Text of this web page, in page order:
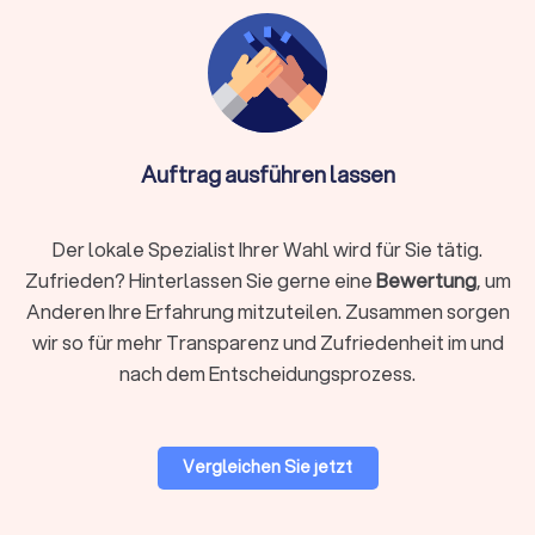
üblich, die bei Hochzeiten, Firmenfeiern oder Geburtstagen
auftreten. Sie bringen meist ein Komplettpaket mit:
PA-Anlage (Lautsprecher + Subwoofer)
Mischpult & DJ-Controller
In einigen Fällen kann der DJ auf vorhandenes Equipment
vorherige Absprache über die technischen Voraussetzungen.
Beachten Sie:Wenn der Kunde Technik stellt,
übernimmt der DJ in der Regel keine Verantwortung für
deren Funktion.
Vertrauen Sie auf Trustlocal für DJs in
Auftrag ausführen lassen
Der lokale Spezialist Ihrer Wahl wird für Sie tätig.
Zufrieden? Hinterlassen Sie gerne eineBewertung, um
Anderen Ihre Erfahrung mitzuteilen. Zusammen sorgen
wir so für mehr Transparenz und Zufriedenheit im und
nach dem Entscheidungsprozess.
Vergleichen Sie jetzt